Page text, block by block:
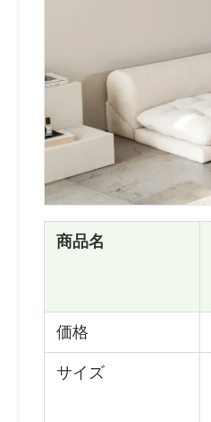
商品名
価格
サイズ